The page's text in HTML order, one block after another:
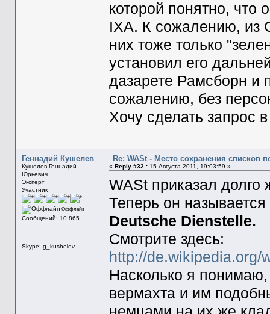
которой понятно, что
IXA. К сожалению, из
них тоже только
установил его
дазарете Рамсборн и
сожалению, без
Хочу сделать запрос
Геннадий Кушелев
Кушелев Геннадий
Юрьевич
Эксперт
Участник
Оффлайн
Сообщений: 10 865
Skype: g_kushelev
Re: WASt - Место сохранения списков
« Reply #32 :15 Августа 2011, 19:03:59 »
WASt приказал долго
Теперь он называется
Deutsche Dienstelle.
Смотрите здесь:
http://de.wikipedia.org/
Насколько я
вермахта и им